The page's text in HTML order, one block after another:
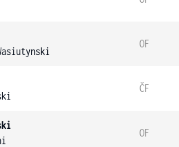
OF
ČF
OF